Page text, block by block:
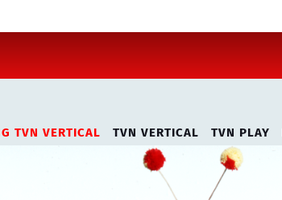
TVN VERTICAL TVN VERTICAL TVN PLAY